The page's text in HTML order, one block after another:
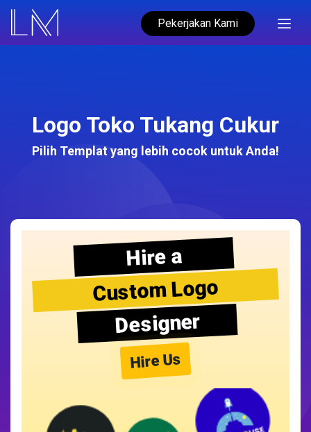
Pekerjakan Kami
Logo Toko Tukang Cukur
Pilih Templat yang lebih cocok untuk Anda!
Hire a
Custom Logo
Designer
Hire Us